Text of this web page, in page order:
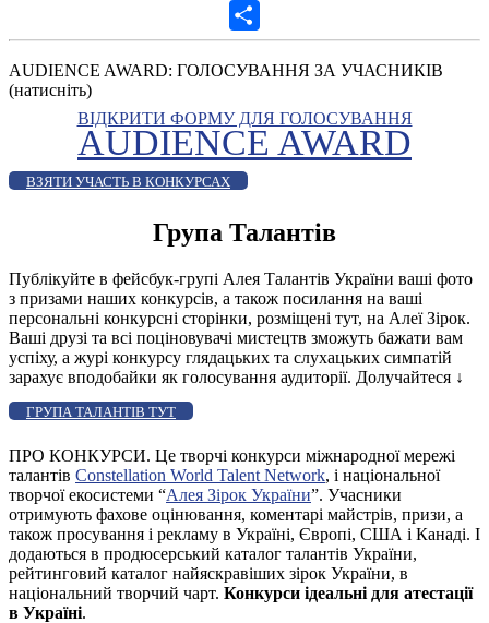
Gmail
Share
AUDIENCE AWARD: ГОЛОСУВАННЯ ЗА УЧАСНИКІВ
(натисніть)
ВІДКРИТИ ФОРМУ ДЛЯ ГОЛОСУВАННЯ
AUDIENCE AWARD
ВЗЯТИ УЧАСТЬ В КОНКУРСАХ
Група Талантів
Публікуйте в фейсбук-групі Алея Талантів України ваші фото
з призами наших конкурсів, а також посилання на ваші
персональні конкурсні сторінки, розміщені тут, на Алеї Зірок.
Ваші друзі та всі поціновувачі мистецтв зможуть бажати вам
успіху, а журі конкурсу глядацьких та слухацьких симпатій
зарахує вподобайки як голосування аудиторії. Долучайтеся ↓
ГРУПА ТАЛАНТІВ ТУТ
ПРО КОНКУРСИ. Це творчі конкурси міжнародної мережі
талантів Constellation World Talent Network, і національної
творчої екосистеми “Алея Зірок України”. Учасники
отримують фахове оцінювання, коментарі майстрів, призи, а
також просування і рекламу в Україні, Європі, США і Канаді. І
додаються в продюсерський каталог талантів України,
рейтинговий каталог найяскравіших зірок України, в
національний творчий чарт. Конкурси ідеальні для атестації
в Україні.